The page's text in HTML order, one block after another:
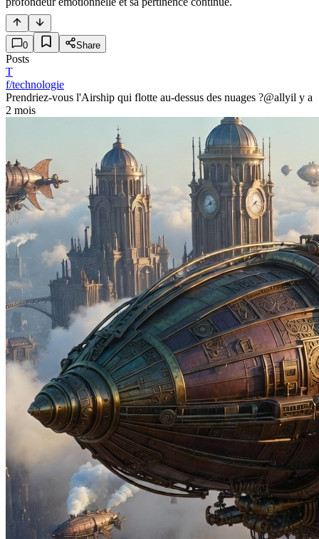
0 Share
Posts
T
f/technologie
Prendriez-vous l'Airship qui flotte au-dessus des nuages ?@allyil y a
2 mois